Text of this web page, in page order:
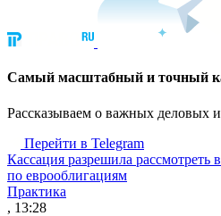
Cамый масштабный и точный
Рассказываем о важных деловых
Перейти в Telegram
Кассация разрешила
по еврооблигациям
Практика
, 13:28